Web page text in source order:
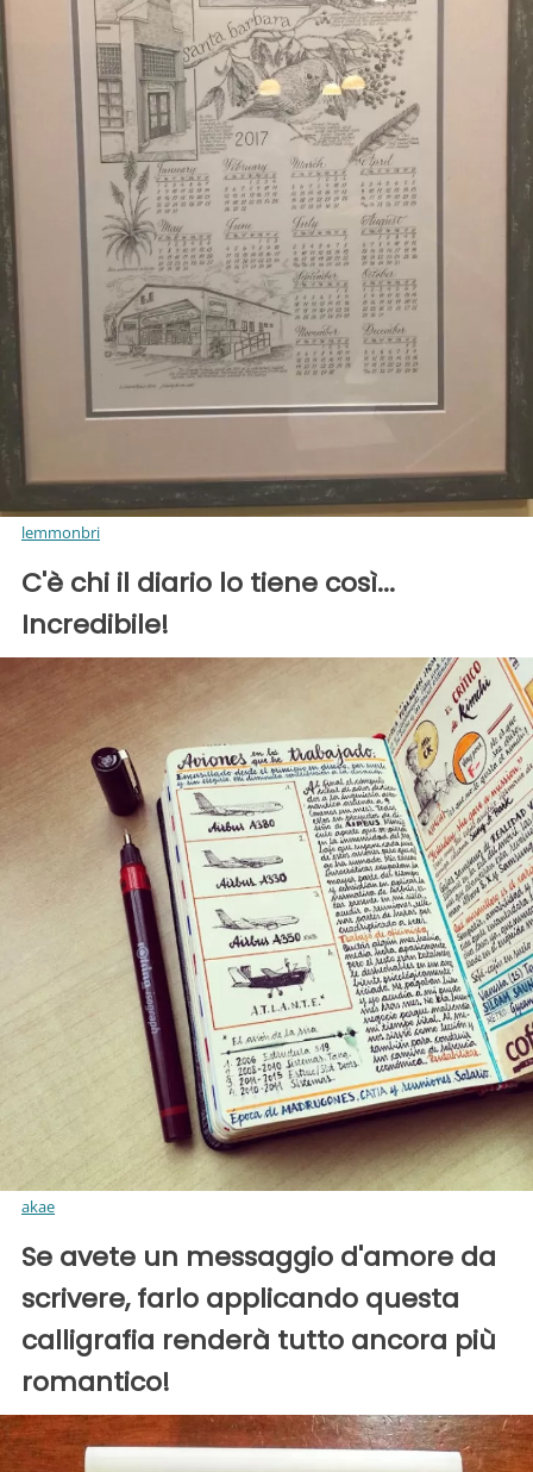
lemmonbri
C'è chi il diario lo tiene così...
Incredibile!
akae
Se avete un messaggio d'amore da
scrivere, farlo applicando questa
calligrafia renderà tutto ancora più
romantico!